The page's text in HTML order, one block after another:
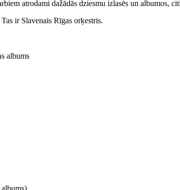
atrodami dažādās dziesmu izlasēs un albumos,
ir Slavenais Rīgas orķestris.
albums